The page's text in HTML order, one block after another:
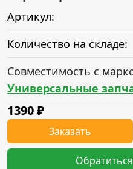
Артикул:
Количество на складе:
Совместимость с
Универсальные
1390₽
Заказать